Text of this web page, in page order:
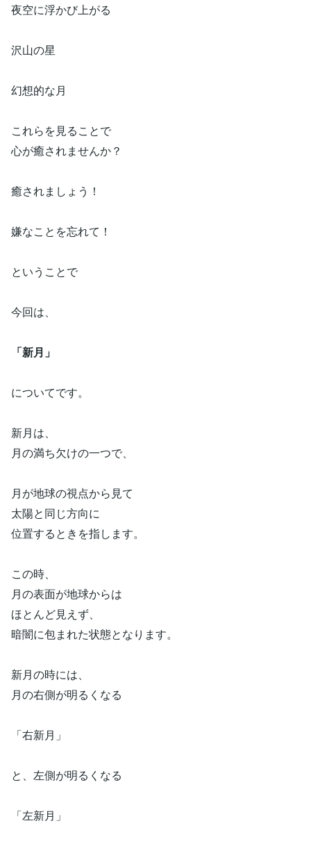
夜空に浮かび上がる
沢山の星
幻想的な月
これらを見ることで
心が癒されませんか？
癒されましょう！
嫌なことを忘れて！
ということで
今回は、
「新月」
についてです。
新月は、
月の満ち欠けの一つで、
月が地球の視点から見て
太陽と同じ方向に
位置するときを指します。
この時、
月の表面が地球からは
ほとんど見えず、
暗闇に包まれた状態となります。
新月の時には、
月の右側が明るくなる
「右新月」
と、左側が明るくなる
「左新月」